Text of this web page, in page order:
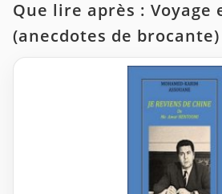
Que lire après : Voyage
(anecdotes de brocante)